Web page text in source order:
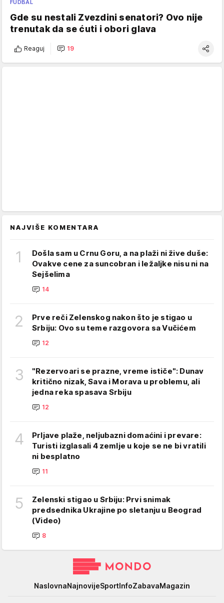
FUDBAL
Gde su nestali Zvezdini senatori? Ovo nije
trenutak da se ćuti i obori glava
Reaguj 19
NAJVIŠE KOMENTARA
1
Došla sam u Crnu Goru, a na plaži ni žive duše:
Ovakve cene za suncobran i ležaljke nisu ni na
Sejšelima
14
2
Prve reči Zelenskog nakon što je stigao u
Srbiju: Ovo su teme razgovora sa Vučićem
12
3
"Rezervoari se prazne, vreme ističe": Dunav
kritično nizak, Sava i Morava u problemu, ali
jedna reka spasava Srbiju
12
4
Prljave plaže, neljubazni domaćini i prevare:
Turisti izglasali 4 zemlje u koje se ne bi vratili
ni besplatno
11
5
Zelenski stigao u Srbiju: Prvi snimak
predsednika Ukrajine po sletanju u Beograd
(Video)
8
NaslovnaNajnovijeSportInfoZabavaMagazin